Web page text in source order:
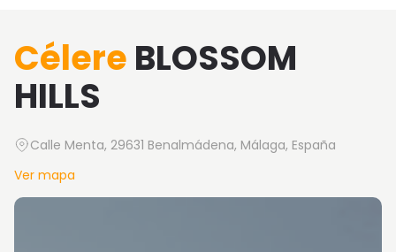
Célere BLOSSOM
HILLS
Calle Menta, 29631 Benalmádena, Málaga, España
Ver mapa